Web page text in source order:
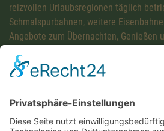
reizvollen Urlaubsregionen täglich
Schmalspurbahnen, weitere
Angebote zum Übernachten, Genießen